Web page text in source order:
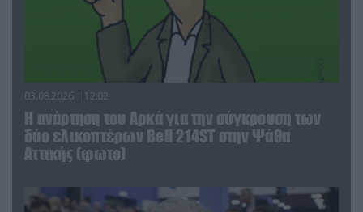
03.08.2026 | 12:02
Η ανάρτηση του Αρκά για την σύγκρουση των
δύο ελικοπτέρων Bell 214ST στην Ψάθα
Αττικής (φωτο)